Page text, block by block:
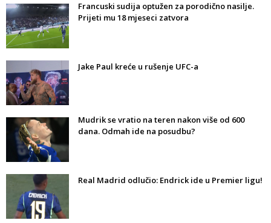
Francuski sudija optužen za porodično nasilje.
Prijeti mu 18 mjeseci zatvora
Jake Paul kreće u rušenje UFC-a
Mudrik se vratio na teren nakon više od 600
dana. Odmah ide na posudbu?
Real Madrid odlučio: Endrick ide u Premier ligu!